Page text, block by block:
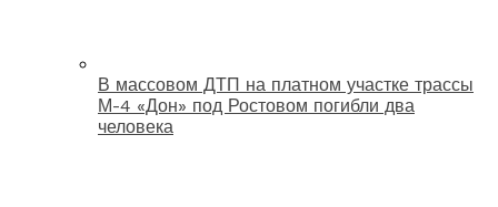
В массовом ДТП на платном участке трассы
М-4 «Дон» под Ростовом погибли два
человека